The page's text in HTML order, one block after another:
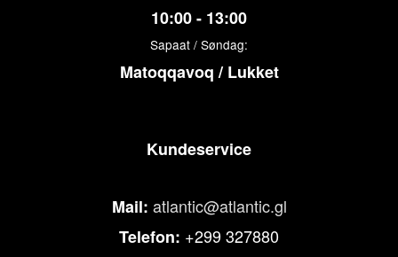
10:00 - 13:00
Sapaat / Søndag:
Matoqqavoq / Lukket
Kundeservice
Mail: atlantic@atlantic.gl
Telefon: +299 327880